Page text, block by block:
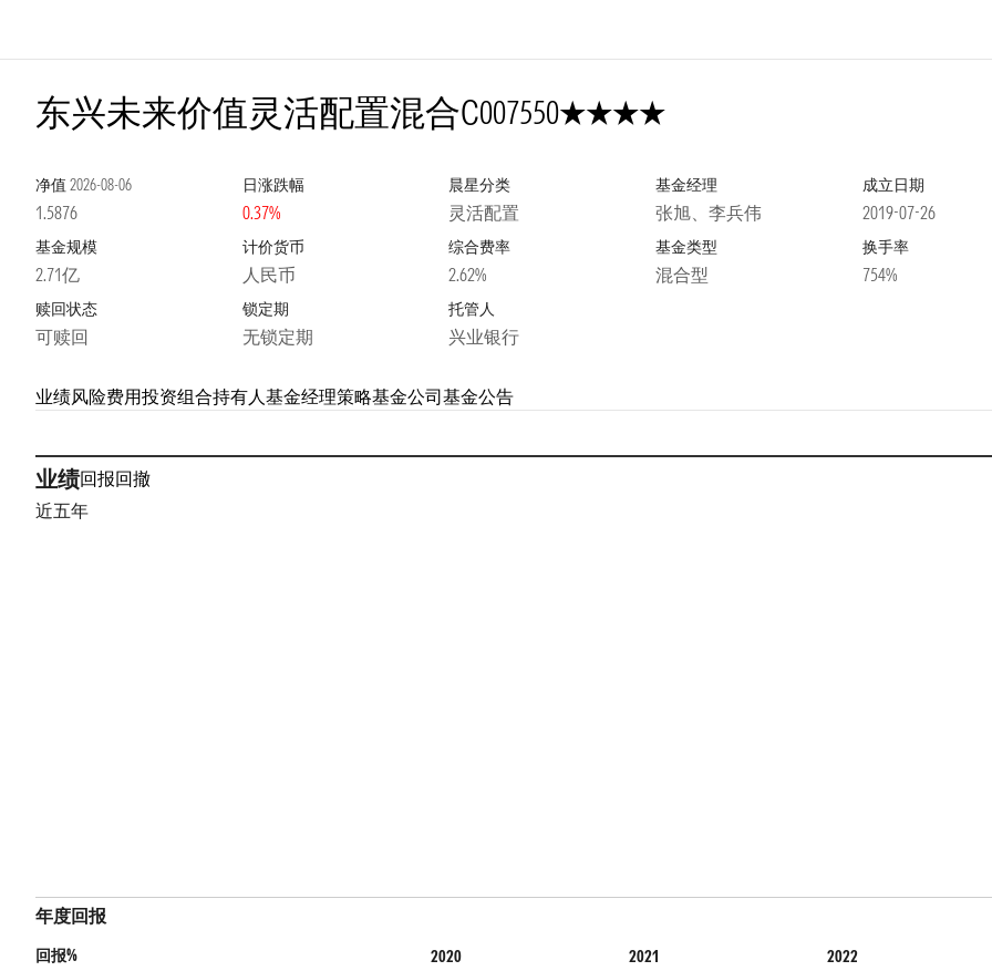
东兴未来价值灵活配置混合C007550
净值 2026-08-06
1.5876
日涨跌幅
0.37%
晨星分类
灵活配置
基金经理
张旭、李兵伟
成立日期
2019-07-26
基金规模
2.71亿
计价货币
人民币
综合费率
2.62%
基金类型
混合型
换手率
754%
赎回状态
可赎回
锁定期
无锁定期
托管人
兴业银行
业绩风险费用投资组合持有人基金经理策略基金公司基金公告
业绩回报回撤
近五年
年度回报
回报% 2020 2021 2022